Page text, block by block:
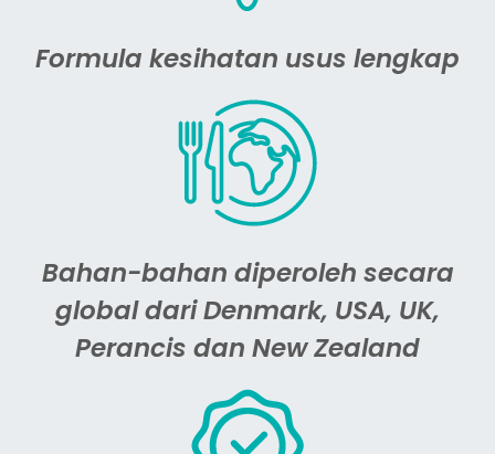
Formula kesihatan usus lengkap
Bahan-bahan diperoleh secara
global dari Denmark, USA, UK,
Perancis dan New Zealand